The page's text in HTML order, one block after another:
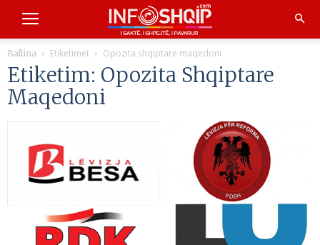
Ballina Etiketimet Opozita shqiptare maqedoni
Etiketim: Opozita Shqiptare
Maqedoni